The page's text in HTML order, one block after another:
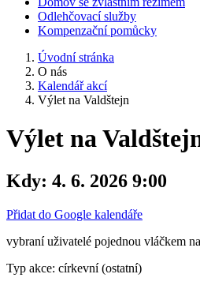
Odlehčovací služby
Kompenzační pomůcky
Úvodní stránka
O nás
Kalendář akcí
Výlet na Valdštejn
Výlet na
Kdy: 4. 6. 2026 9:00
Přidat do Google kalendáře
vybraní uživatelé pojednou vláčkem
Typ akce: církevní (ostatní)